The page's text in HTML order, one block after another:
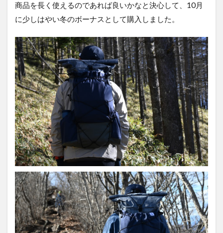
商品を長く使えるのであれば良いかなと決心して、10月
に少しはやい冬のボーナスとして購入しました。